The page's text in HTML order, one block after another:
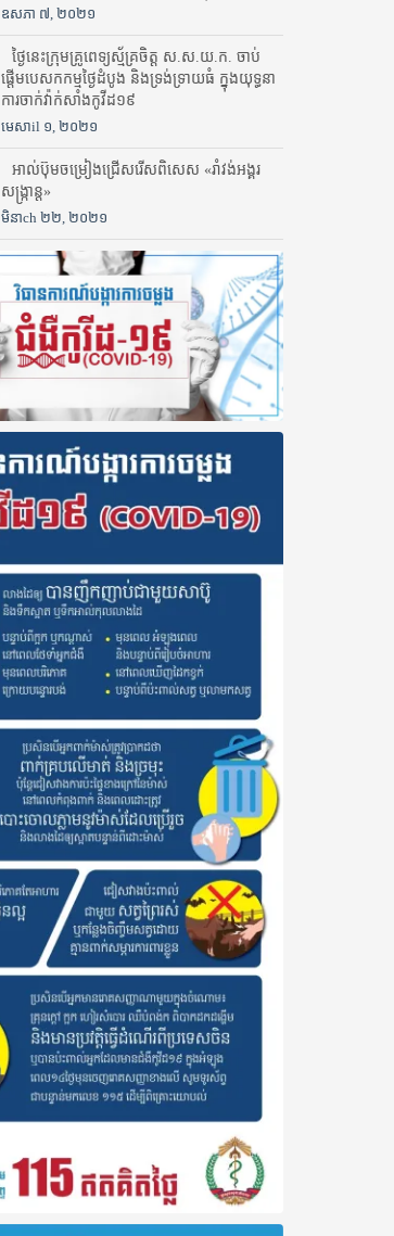
ឧសភា ៧, ២០២១
ថ្ងៃនេះក្រុមគ្រូពេទ្យស្ម័គ្រចិត្ត ស.ស.យ.ក. ចាប់
ផ្តើមបេសកកម្មថ្ងៃដំបូង និងទ្រង់ទ្រាយធំ ក្នុងយុទ្ធនា
ការចាក់វ៉ាក់សាំងកូវីដ១៩
មេសាil ១, ២០២១
អាល់ប៊ុមចម្រៀងជ្រើសរើសពិសេស «រាំវង់អង្គរ
សង្ក្រាន្ត»
មិនាch ២២, ២០២១